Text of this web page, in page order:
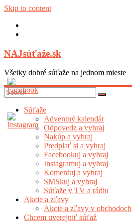
Skip to content
NAJsúťaže.sk
Všetky dobré súťaže na jednom mieste
Súťaže
Adventný kalendár
Odpovedz a vyhraj
Nakúp a vyhraj
Predplať si a vyhraj
Facebookuj a vyhraj
Instagramuj a vyhraj
Komentuj a vyhraj
SMSkuj a vyhraj
Súťaže v TV a rádiu
Akcie a zľavy
Akcie a zľavy v obchodoch
Chcem uverejniť súťaž